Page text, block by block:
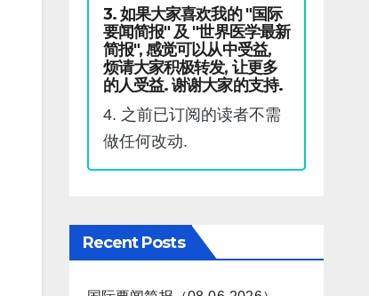
3. 如果大家喜欢我的 "国际
要闻简报" 及 "世界医学最新
简报", 感觉可以从中受益,
烦请大家积极转发, 让更多
的人受益. 谢谢大家的支持.
4. 之前已订阅的读者不需
做任何改动.
Recent Posts